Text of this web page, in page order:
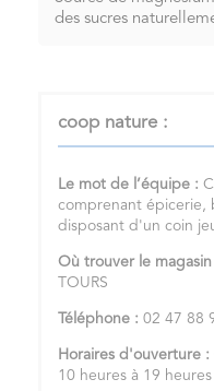
des sucres
coop nature :
Le mot de l’équipe :
comprenant épicerie,
disposant d'un coin
Où trouver le magasin
TOURS
Téléphone : 02 47 88
Horaires d'ouverture :
10 heures à 19 heures